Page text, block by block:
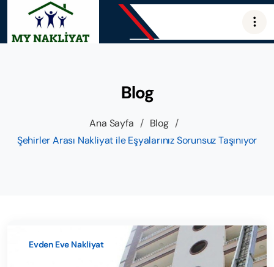
Blog
Ana Sayfa / Blog /
Şehirler Arası Nakliyat ile Eşyalarınız Sorunsuz Taşınıyor
Evden Eve Nakliyat